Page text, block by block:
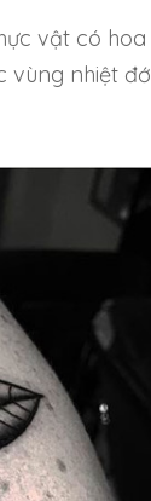
vật có hoa
vùng nhiệt